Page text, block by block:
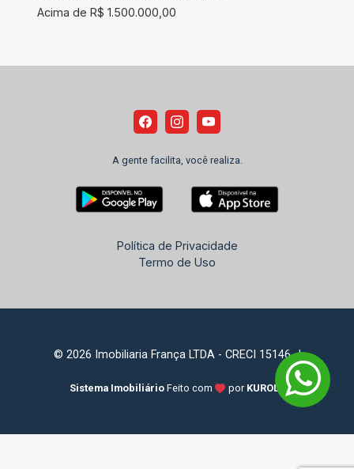
Acima de R$ 1.500.000,00
A gente facilita, você realiza.
Política de Privacidade
Termo de Uso
© 2026 Imobiliaria França LTDA - CRECI 15146-J
Sistema Imobiliário Feito com por KUROLE